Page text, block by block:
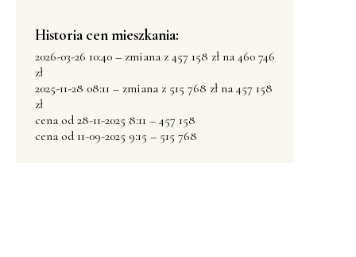
Historia cen mieszkania:
2026-03-26 10:40 – zmiana z 457 158 zł na 460 746
zł
2025-11-28 08:11 – zmiana z 515 768 zł na 457 158
zł
cena od 28-11-2025 8:11 – 457 158
cena od 11-09-2025 9:15 – 515 768